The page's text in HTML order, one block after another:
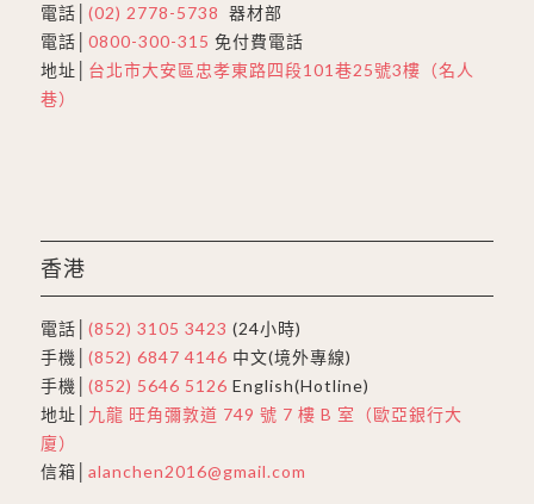
電話│ (02) 2778-5738 器材部
電話│ 0800-300-315 免付費電話
地址│ 台北市大安區忠孝東路四段101巷25號3樓（名人
巷）
香港
電話│ (852) 3105 3423 (24小時)
手機│ (852) 6847 4146 中文(境外專線)
手機│ (852) 5646 5126 English(Hotline)
地址│ 九龍 旺角彌敦道 749 號 7 樓 B 室（歐亞銀行大
廈）
信箱│ alanchen2016@gmail.com